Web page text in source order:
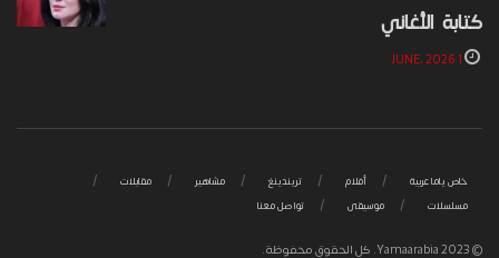
كتابة الأغاني
خاص ياما عربية أفلام تريندينغ مشاهير
مقابلات
مسلسلات
موسيقى تواصل معنا
© 2023 Yamaarabia. كل الحقوق محفوظة.